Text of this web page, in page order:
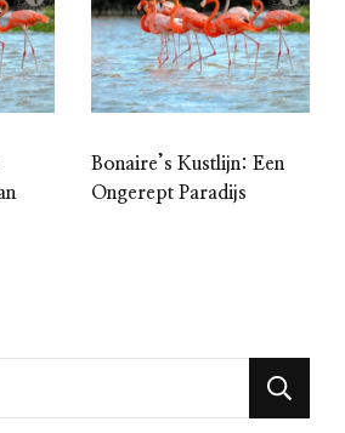
Bonaire’s Kustlijn: Een
Ongerept Paradijs